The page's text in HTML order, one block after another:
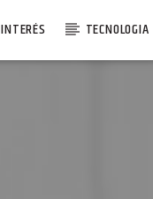
INTERÉS TECNOLOGIA